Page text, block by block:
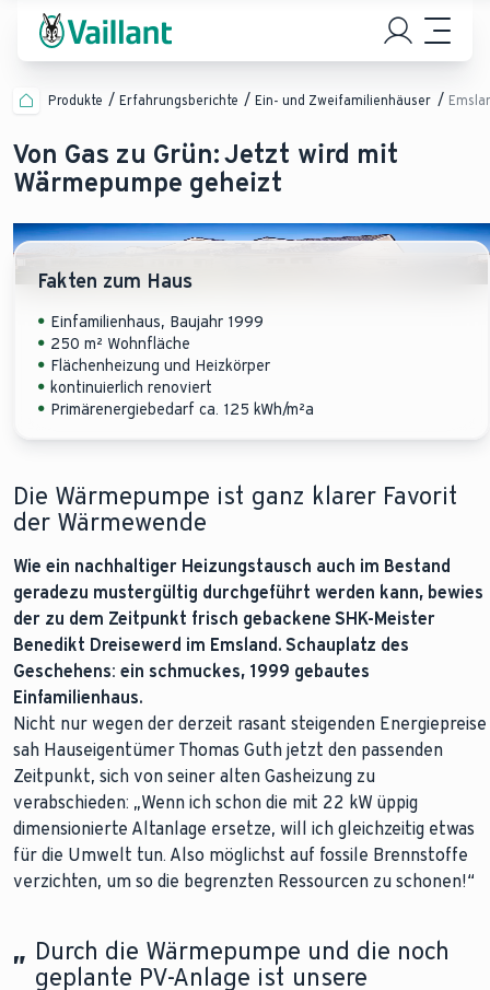
Produkte Erfahrungsberichte Ein- und Zweifamilienhäuser
Von Gas zu Grün: Jetzt wird mit
Wärmepumpe geheizt
Fakten zum Haus
Einfamilienhaus, Baujahr 1999
250 m² Wohnfläche
Flächenheizung und Heizkörper
kontinuierlich renoviert
Primärenergiebedarf ca. 125 kWh/m²a
Die Wärmepumpe ist ganz klarer Favorit
der Wärmewende
Wie ein nachhaltiger Heizungstausch auch im Bestand
geradezu mustergültig durchgeführt werden kann, bewies
der zu dem Zeitpunkt frisch gebackene SHK-Meister
Benedikt Dreisewerd im Emsland. Schauplatz des
Geschehens: ein schmuckes, 1999 gebautes
Einfamilienhaus.
Nicht nur wegen der derzeit rasant steigenden Energiepreise
sah Hauseigentümer Thomas Guth jetzt den passenden
Zeitpunkt, sich von seiner alten Gasheizung zu
verabschieden: „Wenn ich schon die mit 22 kW üppig
dimensionierte Altanlage ersetze, will ich gleichzeitig etwas
für die Umwelt tun. Also möglichst auf fossile Brennstoffe
verzichten, um so die begrenzten Ressourcen zu schonen!“
„ Durch die Wärmepumpe und die noch
geplante PV-Anlage ist unsere